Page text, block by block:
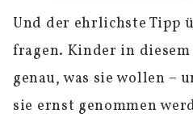
Und der ehrlichste Tipp
fragen. Kinder in
genau, was sie wollen –
sie ernst genommen